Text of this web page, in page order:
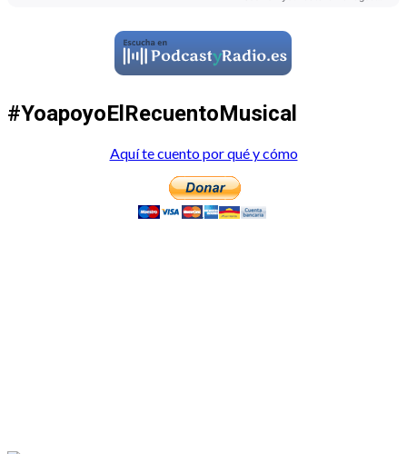
#YoapoyoElRecuentoMusical
Aquí te cuento por qué y cómo